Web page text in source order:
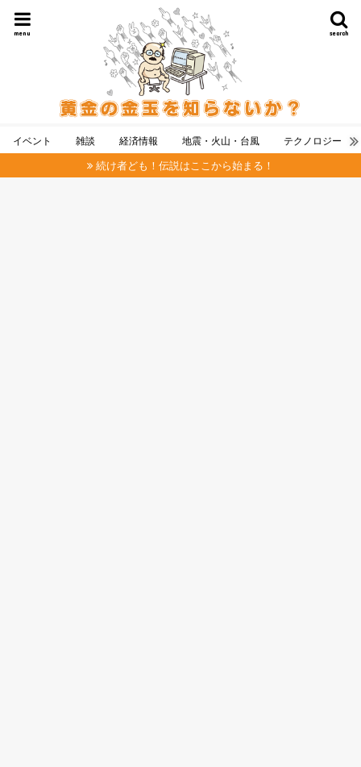
search
menu
イベント 雑談 経済情報 地震・火山・台風 テクノロジー
続け者ども！伝説はここから始まる！